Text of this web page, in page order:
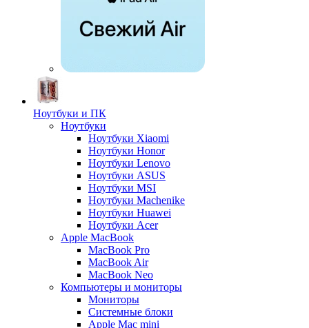
Ноутбуки и ПК
Ноутбуки
Ноутбуки Xiaomi
Ноутбуки Honor
Ноутбуки Lenovo
Ноутбуки ASUS
Ноутбуки MSI
Ноутбуки Machenike
Ноутбуки Huawei
Ноутбуки Acer
Apple MacBook
MacBook Pro
MacBook Air
MacBook Neo
Компьютеры и мониторы
Мониторы
Системные блоки
Apple Mac mini